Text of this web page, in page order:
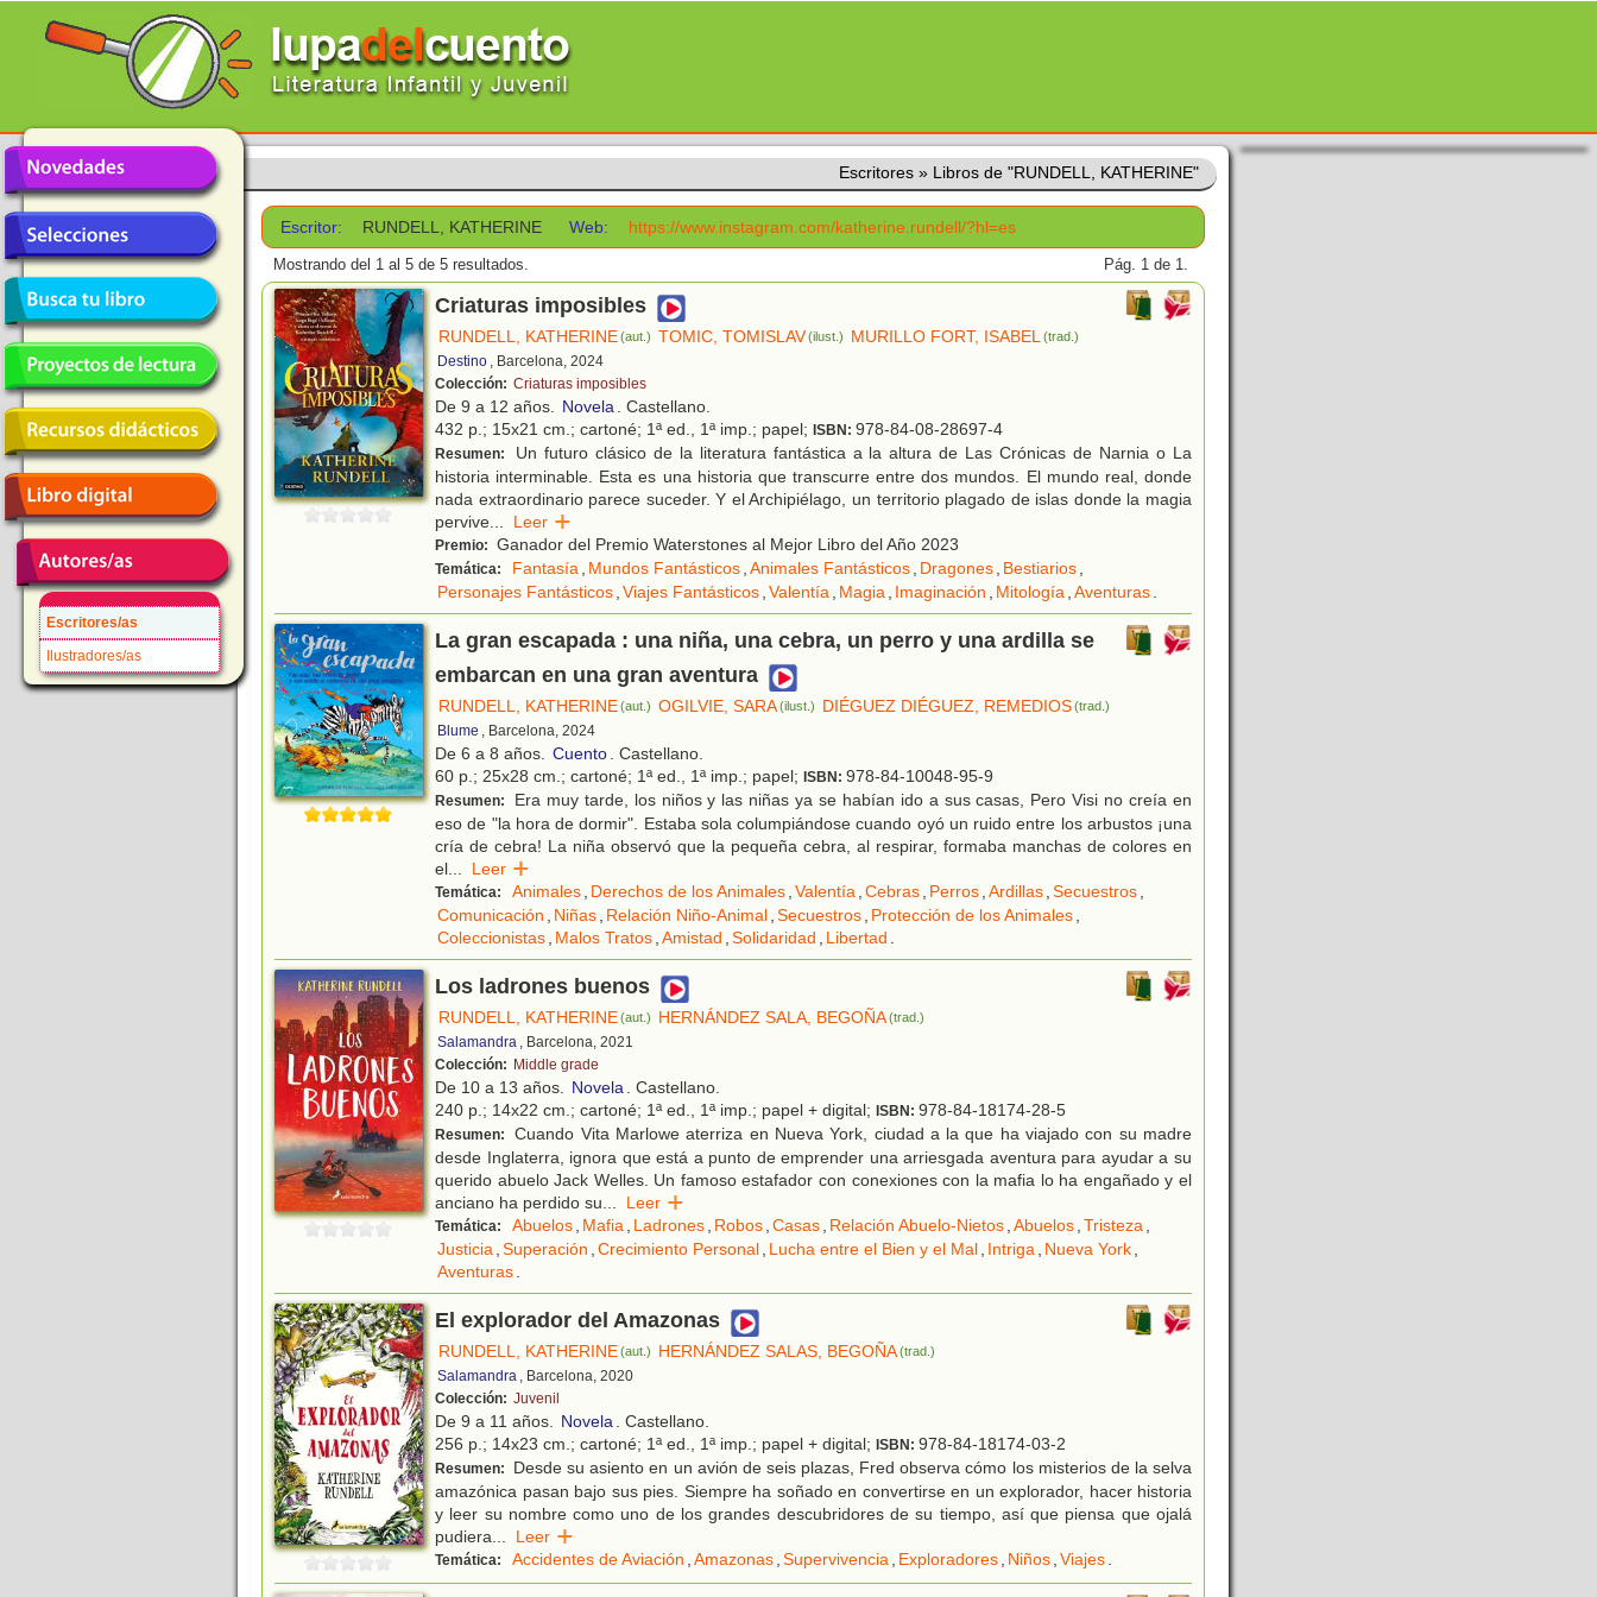
Escritores/as
Ilustradores/as
Escritores » Libros de "RUNDELL, KATHERINE"
Escritor: RUNDELL, KATHERINE Web: https://www.instagram.com/katherine.rundell/?hl=es
Mostrando del 1 al 5 de 5 resultados. Pág. 1 de 1.
Criaturas imposibles
RUNDELL, KATHERINE(aut.) TOMIC, TOMISLAV(ilust.) MURILLO FORT, ISABEL (trad.)
Destino , Barcelona, 2024
Colección: Criaturas imposibles
De 9 a 12 años. Novela. Castellano.
432 p.; 15x21 cm.; cartoné; 1ª ed., 1ª imp.; papel; ISBN: 978-84-08-28697-4
Resumen:
Un futuro clásico de la literatura fantástica a la altura de Las Crónicas de Narnia o La
historia interminable. Esta es una historia que transcurre entre dos mundos. El mundo real, donde
nada extraordinario parece suceder. Y el Archipiélago, un territorio plagado de islas donde la magia
pervive... Leer
Premio: Ganador del Premio Waterstones al Mejor Libro del Año 2023
Temática: Fantasía, Mundos Fantásticos,Animales Fantásticos, Dragones, Bestiarios,
Personajes Fantásticos,Viajes Fantásticos,Valentía, Magia, Imaginación , Mitología,Aventuras.
La gran escapada : una niña, una cebra, un perro y una ardilla se
embarcan en una gran aventura
RUNDELL, KATHERINE(aut.) OGILVIE, SARA(ilust.) DIÉGUEZ DIÉGUEZ, REMEDIOS (trad.)
Blume , Barcelona, 2024
De 6 a 8 años. Cuento. Castellano.
60 p.; 25x28 cm.; cartoné; 1ª ed., 1ª imp.; papel; ISBN: 978-84-10048-95-9
Resumen:
Era muy tarde, los niños y las niñas ya se habían ido a sus casas, Pero Visi no creía en
eso de "la hora de dormir". Estaba sola columpiándose cuando oyó un ruido entre los arbustos ¡una
cría de cebra! La niña observó que la pequeña cebra, al respirar, formaba manchas de colores en
el... Leer
Temática: Animales, Derechos de los Animales,Valentía,Cebras, Perros,Ardillas,Secuestros,
Comunicación , Niñas, Relación Niño-Animal,Secuestros, Protección de los Animales,
Coleccionistas, Malos Tratos,Amistad ,Solidaridad , Libertad .
Los ladrones buenos
RUNDELL, KATHERINE(aut.) HERNÁNDEZ SALA, BEGOÑA(trad.)
Salamandra , Barcelona, 2021
Colección: Middle grade
De 10 a 13 años. Novela. Castellano.
240 p.; 14x22 cm.; cartoné; 1ª ed., 1ª imp.; papel + digital; ISBN: 978-84-18174-28-5
Resumen:
Cuando Vita Marlowe aterriza en Nueva York, ciudad a la que ha viajado con su madre
desde Inglaterra, ignora que está a punto de emprender una arriesgada aventura para ayudar a su
querido abuelo Jack Welles. Un famoso estafador con conexiones con la mafia lo ha engañado y el
anciano ha perdido su... Leer
Temática: Abuelos, Mafia, Ladrones, Robos,Casas, Relación Abuelo-Nietos,Abuelos,Tristeza,
Justicia,Superación ,Crecimiento Personal, Lucha entre el Bien y el Mal, Intriga, Nueva York,
Aventuras.
El explorador del Amazonas
RUNDELL, KATHERINE(aut.) HERNÁNDEZ SALAS, BEGOÑA(trad.)
Salamandra , Barcelona, 2020
Colección: Juvenil
De 9 a 11 años. Novela. Castellano.
256 p.; 14x23 cm.; cartoné; 1ª ed., 1ª imp.; papel + digital; ISBN: 978-84-18174-03-2
Resumen:
Desde su asiento en un avión de seis plazas, Fred observa cómo los misterios de la selva
amazónica pasan bajo sus pies. Siempre ha soñado en convertirse en un explorador, hacer historia
y leer su nombre como uno de los grandes descubridores de su tiempo, así que piensa que ojalá
pudiera... Leer
Temática: Accidentes de Aviación ,Amazonas,Supervivencia, Exploradores, Niños,Viajes.